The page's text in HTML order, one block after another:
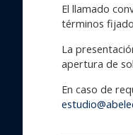
El llamado
términos
La
apertura de
En caso de